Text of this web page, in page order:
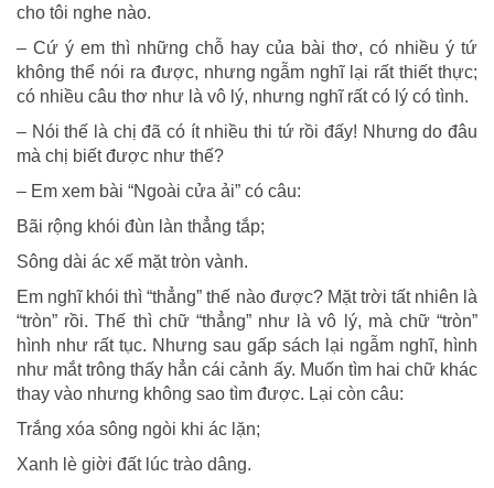
cho tôi nghe nào.
– Cứ ý em thì những chỗ hay của bài thơ, có nhiều ý tứ
không thể nói ra được, nhưng ngẫm nghĩ lại rất thiết thực;
có nhiều câu thơ như là vô lý, nhưng nghĩ rất có lý có tình.
– Nói thế là chị đã có ít nhiều thi tứ rồi đấy! Nhưng do đâu
mà chị biết được như thế?
– Em xem bài “Ngoài cửa ải” có câu:
Bãi rộng khói đùn làn thẳng tắp;
Sông dài ác xế mặt tròn vành.
Em nghĩ khói thì “thẳng” thế nào được? Mặt trời tất nhiên là
“tròn” rồi. Thế thì chữ “thẳng” như là vô lý, mà chữ “tròn”
hình như rất tục. Nhưng sau gấp sách lại ngẫm nghĩ, hình
như mắt trông thấy hẳn cái cảnh ấy. Muốn tìm hai chữ khác
thay vào nhưng không sao tìm được. Lại còn câu:
Trắng xóa sông ngòi khi ác lặn;
Xanh lè giời đất lúc trào dâng.